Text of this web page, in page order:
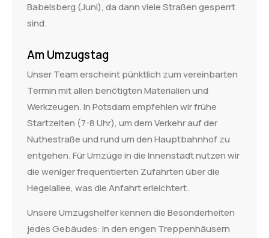
Babelsberg (Juni), da dann viele Straßen gesperrt
sind.
Am Umzugstag
Unser Team erscheint pünktlich zum vereinbarten
Termin mit allen benötigten Materialien und
Werkzeugen. In Potsdam empfehlen wir frühe
Startzeiten (7-8 Uhr), um dem Verkehr auf der
Nuthestraße und rund um den Hauptbahnhof zu
entgehen. Für Umzüge in die Innenstadt nutzen wir
die weniger frequentierten Zufahrten über die
Hegelallee, was die Anfahrt erleichtert.
Unsere Umzugshelfer kennen die Besonderheiten
jedes Gebäudes: In den engen Treppenhäusern